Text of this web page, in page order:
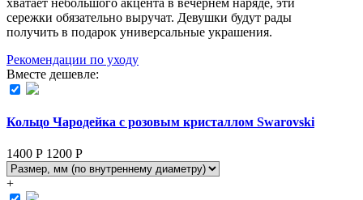
сережки обязательно выручат. Девушки будут рады
получить в подарок универсальные украшения.
Рекомендации по уходу
Вместе дешевле:
Кольцо Чародейка с розовым кристаллом Swarovski
1400 Р 1200 Р
+